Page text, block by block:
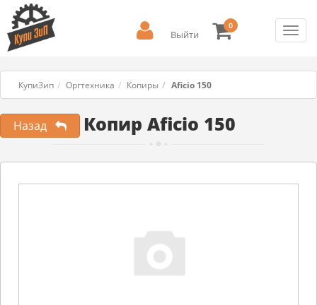
Выйти
0
КупиЗип Оргтехника Копиры Aficio 150
Копир Aficio 150
Назад